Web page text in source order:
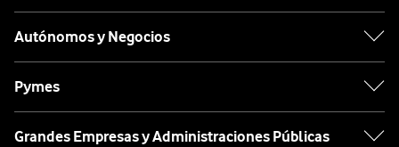
Autónomos y Negocios
Pymes
Grandes Empresas y Administraciones Públicas